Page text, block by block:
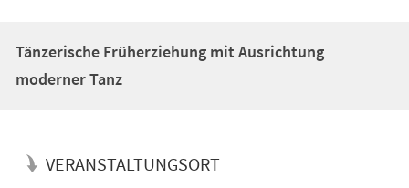
Tänzerische Früherziehung mit Ausrichtung
moderner Tanz
VERANSTALTUNGSORT